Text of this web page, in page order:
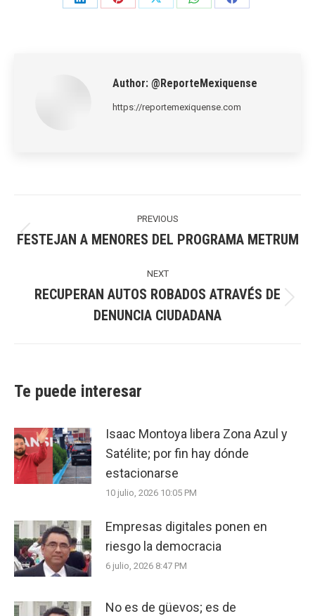
Share
Share
Share
Share
Share
Author: @ReporteMexiquense
https://reportemexiquense.com
navigation
PREVIOUS
Previous
FESTEJAN A MENORES DEL PROGRAMA METRUM
NEXT
post:
RECUPERAN AUTOS ROBADOS ATRAVÉS DE
DENUNCIA CIUDADANA
Te puede interesar
Isaac Montoya libera Zona Azul y
Satélite; por fin hay dónde
estacionarse
10 julio, 2026 10:05 PM
Empresas digitales ponen en
riesgo la democracia
6 julio, 2026 8:47 PM
No es de güevos; es de